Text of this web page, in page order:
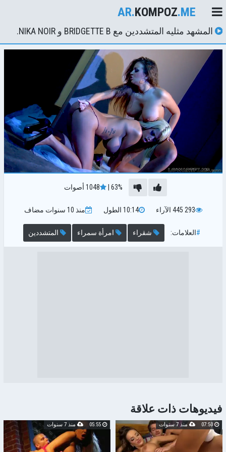
AR.KOMPOZ.ME
المشهد مثليه المتشددين مع BRIDGETTE B و NIKA NOIR.
63%
|
1048أصوات
293 445 الآراء 10:14 الطول منذ 10 سنوات مضاف
#العلامات: شقراء امرأة سمراء المتشددين
فيديوهات ذات علاقة
07:50 منذ 7 سنوات 05:55 منذ 7 سنوات